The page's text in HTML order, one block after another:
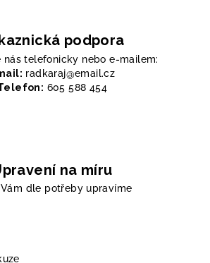
podpora
nás telefonicky nebo e-mailem:
radkaraj@email.cz
605 588 454
na míru
dle potřeby upravíme